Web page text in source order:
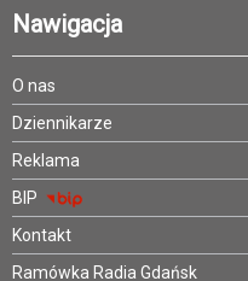
Nawigacja
O nas
Dziennikarze
Reklama
BIP
Kontakt
Ramówka Radia Gdańsk